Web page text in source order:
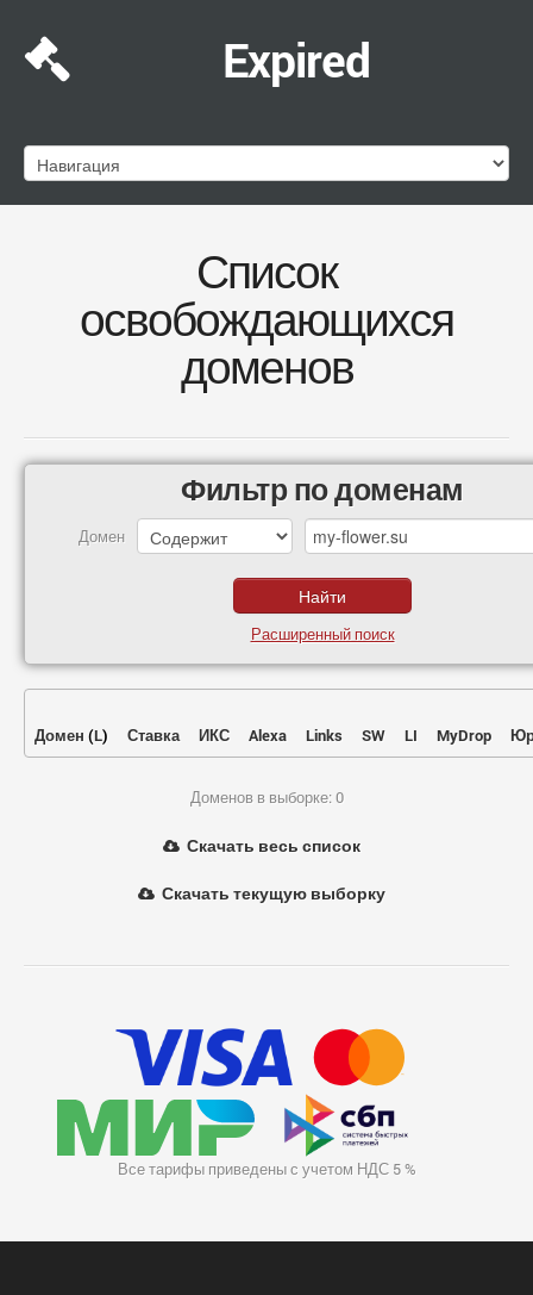
Expired
Список
освобождающихся
доменов
Фильтр по доменам
Домен
Расширенный поиск
Домен (L) Ставка ИКС Alexa Links SW LI MyDrop
Доменов в выборке: 0
Скачать весь список
Скачать текущую выборку
Все тарифы приведены с учетом НДС 5 %